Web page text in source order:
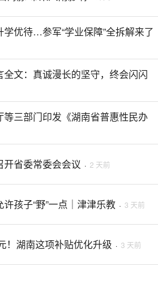
学优待…参军“学业保障”全拆解来了
全文：真诚漫长的坚守，终会闪闪
等三部门印发《湖南省普惠性民办
开省委常委会会议 · 2 天前
孩子“野”一点｜津津乐教 · 3 天前
！湖南这项补贴优化升级 · 3 天前